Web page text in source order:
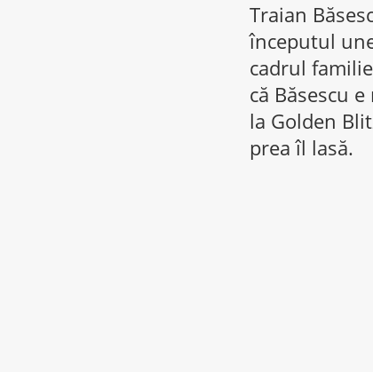
Traian
începutul
cadrul
că Băsescu
la Golden
prea îl lasă.